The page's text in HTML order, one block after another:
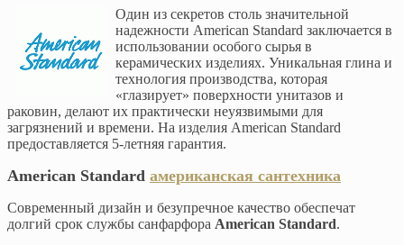
Один из секретов столь значительной
надежности American Standard заключается в
использовании особого сырья в
керамических изделиях. Уникальная глина и
технология производства, которая
«глазирует» поверхности унитазов и
раковин, делают их практически неуязвимыми для
загрязнений и времени. На изделия American Standard
предоставляется 5-летняя гарантия.
American Standard американская сантехника
Современный дизайн и безупречное качество обеспечат
долгий срок службы санфарфора American Standard.